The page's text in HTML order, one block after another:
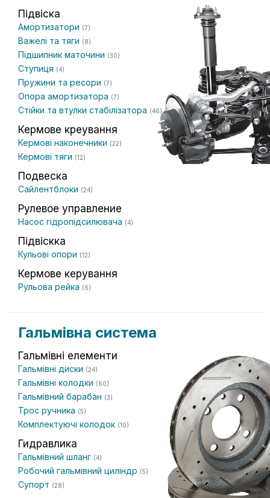
Підвіска
Амортизатори (7)
Важелі та тяги (8)
Підшипник маточини (30)
Ступиця (4)
Пружини та ресори (7)
Опора амортизатора (7)
Стійки та втулки стабілізатора (46)
Кермове креування
Кермові наконечники (22)
Кермові тяги (12)
Подвеска
Сайлентблоки (24)
Рулевое управление
Насос гідропідсилювача (4)
Підвіскка
Кульові опори (12)
Кермове керування
Рульова рейка (6)
Гальмівна система
Гальмівні елементи
Гальмівні диски (24)
Гальмівні колодки (60)
Гальмівний барабан (3)
Трос ручника (5)
Комплектуючі колодок (10)
Гидравлика
Гальмівний шланг (4)
Робочий гальмівний циліндр (5)
Супорт (28)